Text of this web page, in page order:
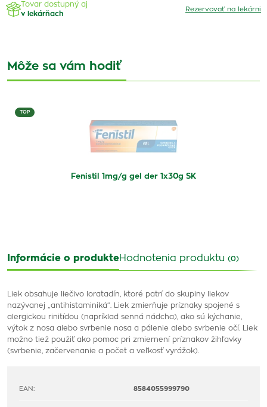
Tovar dostupný aj
v lekárňach
Rezervovať na lekárni
Môže sa vám hodiť
TOP
Fenistil 1mg/g gel der 1x30g SK
Informácie o produkteHodnotenia produktu (0)
Liek obsahuje liečivo loratadín, ktoré patrí do skupiny liekov
nazývanej „antihistaminiká“. Liek zmierňuje príznaky spojené s
alergickou rinitídou (napríklad senná nádcha), ako sú kýchanie,
výtok z nosa alebo svrbenie nosa a pálenie alebo svrbenie očí. Liek
možno tiež použiť ako pomoc pri zmiernení príznakov žihľavky
(svrbenie, začervenanie a počet a veľkosť vyrážok).
EAN: 8584055999790